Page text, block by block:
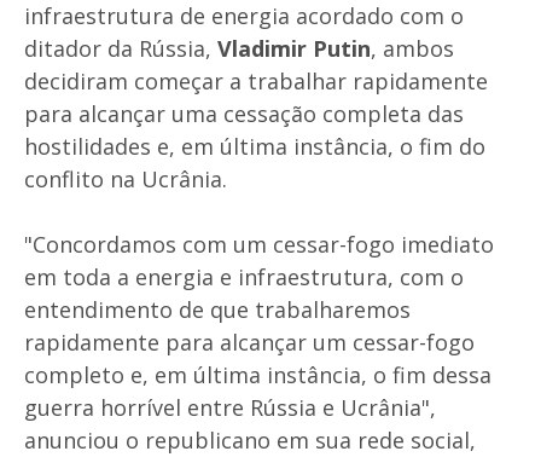
infraestrutura de energia acordado com o
ditador da Rússia, Vladimir Putin, ambos
decidiram começar a trabalhar rapidamente
para alcançar uma cessação completa das
hostilidades e, em última instância, o fim do
conflito na Ucrânia.
"Concordamos com um cessar-fogo imediato
em toda a energia e infraestrutura, com o
entendimento de que trabalharemos
rapidamente para alcançar um cessar-fogo
completo e, em última instância, o fim dessa
guerra horrível entre Rússia e Ucrânia",
anunciou o republicano em sua rede social,